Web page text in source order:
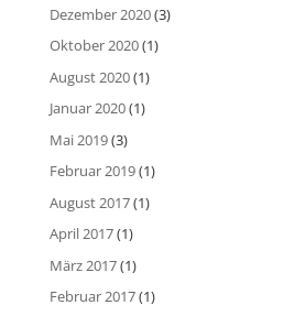
Dezember 2020(3)
Oktober 2020(1)
August 2020(1)
Januar 2020(1)
Mai 2019(3)
Februar 2019(1)
August 2017(1)
April 2017(1)
März 2017(1)
Februar 2017(1)